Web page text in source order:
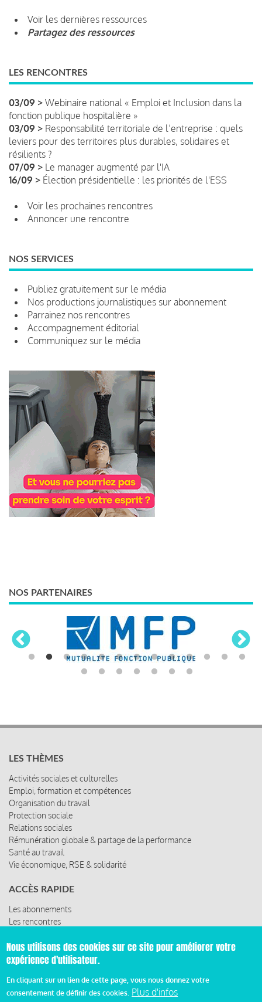
Voir les dernières ressources
Partagez des ressources
LES RENCONTRES
03/09 > Webinaire national « Emploi et Inclusion dans la
fonction publique hospitalière »
03/09 > Responsabilité territoriale de l’entreprise : quels
leviers pour des territoires plus durables, solidaires et
résilients ?
07/09 > Le manager augmenté par l'IA
16/09 > Élection présidentielle : les priorités de l'ESS
Voir les prochaines rencontres
Annoncer une rencontre
NOS SERVICES
Publiez gratuitement sur le média
Nos productions journalistiques sur abonnement
Parrainez nos rencontres
Accompagnement éditorial
Communiquez sur le média
NOS PARTENAIRES
LES THÈMES
Activités sociales et culturelles
Emploi, formation et compétences
Organisation du travail
Protection sociale
Relations sociales
Rémunération globale & partage de la performance
Santé au travail
Vie économique, RSE & solidarité
ACCÈS RAPIDE
Les abonnements
Les rencontres
© 2019 Miroir Social - Réalisé parCafffeine
Nous utilisons des cookies sur ce site pour améliorer votre
expérience d'utilisateur.
En cliquant sur un lien de cette page, vous nous donnez votre
consentement de définir des cookies. Plus d'infos